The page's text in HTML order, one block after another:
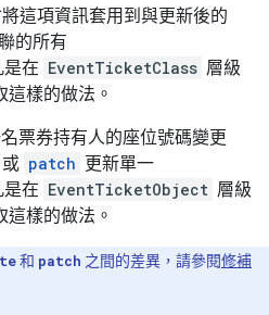
這項資訊套用到與更新後的
的所有
是在 EventTicketClass 層級
樣的做法。
票券持有人的座位號碼變更
或 patch 更新單一
是在 EventTicketObject 層級
樣的做法。
和 patch 之間的差異，請參閱修補